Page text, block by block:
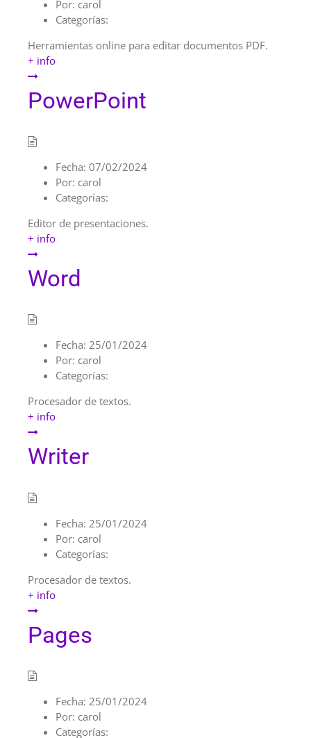
Por: carol
Categorías:
Herramientas online para editar documentos PDF.
+ info
PowerPoint
Fecha: 07/02/2024
Por: carol
Categorías:
Editor de presentaciones.
+ info
Word
Fecha: 25/01/2024
Por: carol
Categorías:
Procesador de textos.
+ info
Writer
Fecha: 25/01/2024
Por: carol
Categorías:
Procesador de textos.
+ info
Pages
Fecha: 25/01/2024
Por: carol
Categorías: